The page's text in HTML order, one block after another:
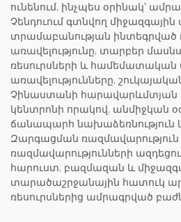
ունենում, ինչպես օրինակ՝
Չենդուում գտնվող
տրամաբանության
առավելությունը, տարբեր
ռեսուրսների և համեմատական
առավելությունները,
Չինաստանի
կենտրոնի որակով, անմիջկան
ճանապարհ նախաձեռնություն
Զարգացման ռազմավարություն
ռազմավարությունների
հարուստ, բազմազան և
տարածաշրջանային հատուկ
ռեսուրսներից ամրագրված